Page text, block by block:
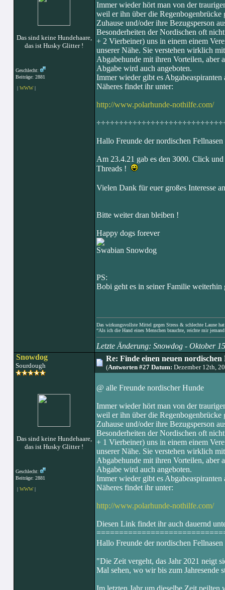
Das sind keine Hundehaare,
das ist Husky Glitter !
Geschlecht:
Beiträge: 2881
| WWW|
Immer wieder hört man von der
weil er ihn über die Regenbogenbrücke
Zuhause und/oder ihre Bezugsperson
Besonderheiten der Nordischen oft
+ 2 Vierbeiner) uns in einem einem
unserer Nähe. Sie verstehen wirklich
Abgabehunde mit ihren Vorteilen, aber
Abgabe wird auch angeboten.
Immer wieder gibt es
Näheres findet ihr unter:
http://www.polarhunde-nothilfe.com/
Hallo Freunde der nordischen Fellnasen
Am 23.4.21 gab es den 3000. Click
Threads !
Vielen Dank für euer großes Interesse
Bitte weiter dran bleiben !
Happy dogs forever
Swabian Snowdog
PS:
Bobi geht es in seiner Familie
Das wirkungsvollste Mittel gegen Stress & schlechte Laune
“Als ich die Hand eines Menschen brauchte, reichte mir jemand
Letzte Änderung: Snowdog - Oktober
Snowdog
Sourdough
Das sind keine Hundehaare,
das ist Husky Glitter !
Geschlecht:
Beiträge: 2881
| WWW|
Re: Finde einen neuen
(Antworten #27 Datum: Dezember 12th,
@ alle Freunde nordischer Hunde
Immer wieder hört man von der
weil er ihn über die Regenbogenbrücke
Zuhause und/oder ihre Bezugsperson
Besonderheiten der Nordischen oft
+ 1 Vierbeiner) uns in einem einem
unserer Nähe. Sie verstehen wirklich
Abgabehunde mit ihren Vorteilen, aber
Abgabe wird auch angeboten.
Immer wieder gibt es
Näheres findet ihr unter:
http://www.polarhunde-nothilfe.com/
Diesen Link findet ihr auch dauernd
Hallo Freunde der nordischen
"Die Zeit vergeht, das Jahr 2021 neigt
Mal sehen, wo wir bis zum Jahresende
Im letzten Jahr um dieselbe Zeit peilten